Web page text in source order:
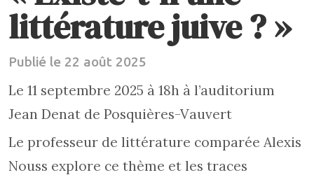
littérature juive ? »
Publié le 22 août 2025
Le 11 septembre 2025 à 18h à l’auditorium
Jean Denat de Posquières-Vauvert
Le professeur de littérature comparée Alexis
Nouss explore ce thème et les traces